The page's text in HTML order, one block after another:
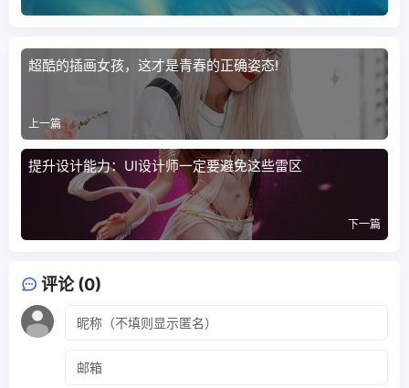
超酷的插画女孩，这才是青春的正确姿态!
上一篇
提升设计能力：UI设计师一定要避免这些雷区
下一篇
评论 (0)